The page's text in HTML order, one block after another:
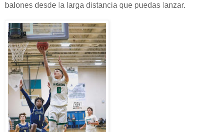
balones desde la larga distancia que puedas lanzar.